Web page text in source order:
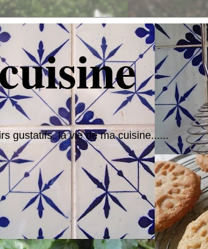
gustatifs, la vie de ma cuisine......